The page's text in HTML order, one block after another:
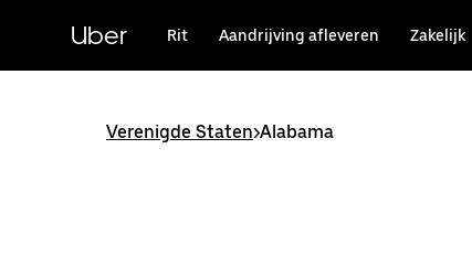
hoofdinhoudUber Rit Aandrijving afleveren Zakelijk
Verenigde Staten>Alabama